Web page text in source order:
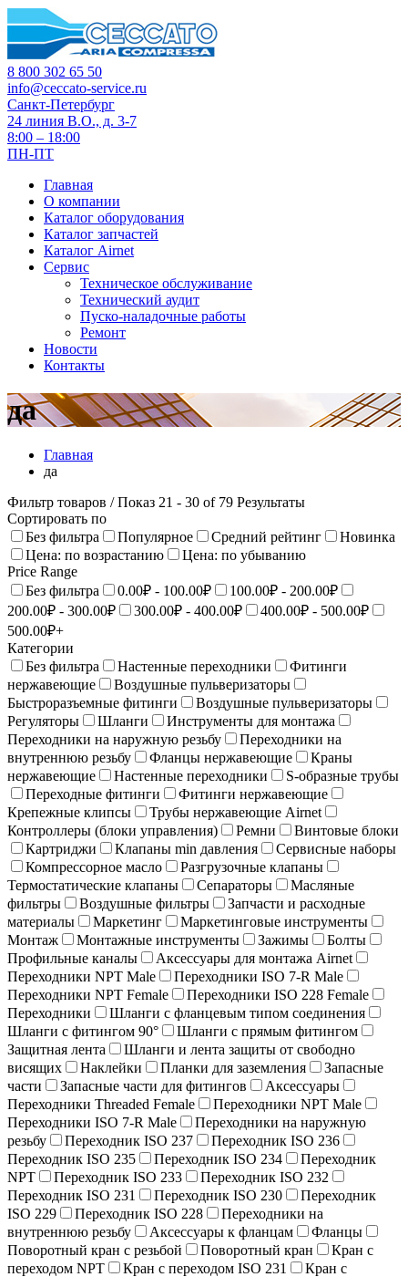
8 800 302 65 50
info@ceccato-service.ru
Санкт-Петербург
24 линия В.О., д. 3-7
8:00 – 18:00
ПН-ПТ
Главная
О компании
Каталог оборудования
Каталог запчастей
Каталог Airnet
Сервис
Техническое обслуживание
Технический аудит
Пуско-наладочные работы
Ремонт
Новости
Контакты
да
Главная
да
Фильтр товаров / Показ 21 - 30 of 79 Результаты
Сортировать по
Без фильтра
Популярное Средний рейтинг
Новинка
Цена: по возрастанию
Цена: по убыванию
Price Range
Без фильтра
0.00₽ - 100.00₽
100.00₽ - 200.00₽
200.00₽ - 300.00₽
300.00₽ - 400.00₽
400.00₽ - 500.00₽
500.00₽+
Категории
Без фильтра
Настенные переходники
Фитинги
нержавеющие
Воздушные пульверизаторы
Быстроразъемные фитинги
Воздушные пульверизаторы
Регуляторы
Шланги
Инструменты для монтажа
Переходники на наружную резьбу
Переходники на
внутреннюю резьбу
Фланцы нержавеющие
Краны
нержавеющие
Настенныe переходники
S-образные трубы
Переходные фитинги
Фитинги нержавеющие
Крепежные клипсы
Трубы нержавеющие Airnet
Контроллеры (блоки управления)
Ремни
Винтовые блоки
Картриджи
Клапаны min давления
Сервисные наборы
Компрессорное масло
Разгрузочные клапаны
Термостатические клапаны
Сепараторы
Масляные
фильтры
Воздушные фильтры
Запчасти и расходные
материалы
Маркетинг
Маркетинговые инструменты
Монтаж
Монтажные инструменты Зажимы
Болты
Профильные каналы
Аксессуары для монтажа Airnet
Переходники NPT Male
Переходники ISO 7-R Male
Переходники NPT Female
Переходники ISO 228 Female
Переходники
Шланги с фланцевым типом соединения
Шланги с фитингом 90°
Шланги с прямым фитингом
Защитная лента
Шланги и лента защиты от свободно
висящих
Наклейки Планки для заземления
Запасные
части
Запасные части для фитингов
Аксессуары
Переходники Threaded Female
Переходники NPT Male
Переходники ISO 7-R Male
Переходники на наружную
резьбу
Переходник ISO 237
Переходник ISO 236
Переходник ISO 235
Переходник ISO 234
Переходник
NPT
Переходник ISO 233
Переходник ISO 232
Переходник ISO 231
Переходник ISO 230
Переходник
ISO 229
Переходник ISO 228
Переходники на
внутреннюю резьбу
Аксессуары к фланцам
Фланцы
Поворотный кран c резьбой
Поворотный кран
Кран с
переходом NPT
Кран с переходом ISO 231
Кран с